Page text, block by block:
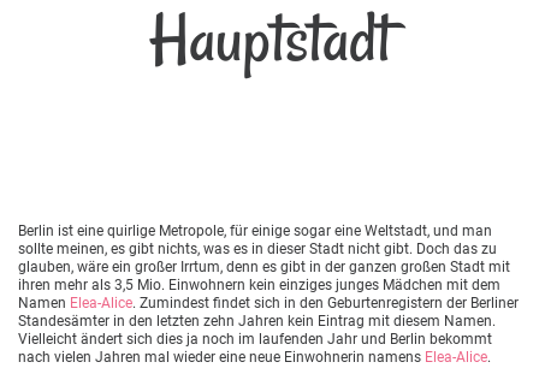
Hauptstadt
Berlin ist eine quirlige Metropole, für einige sogar eine Weltstadt, und man
sollte meinen, es gibt nichts, was es in dieser Stadt nicht gibt. Doch das zu
glauben, wäre ein großer Irrtum, denn es gibt in der ganzen großen Stadt mit
ihren mehr als 3,5 Mio. Einwohnern kein einziges junges Mädchen mit dem
Namen Elea-Alice. Zumindest findet sich in den Geburtenregistern der Berliner
Standesämter in den letzten zehn Jahren kein Eintrag mit diesem Namen.
Vielleicht ändert sich dies ja noch im laufenden Jahr und Berlin bekommt
nach vielen Jahren mal wieder eine neue Einwohnerin namens Elea-Alice.